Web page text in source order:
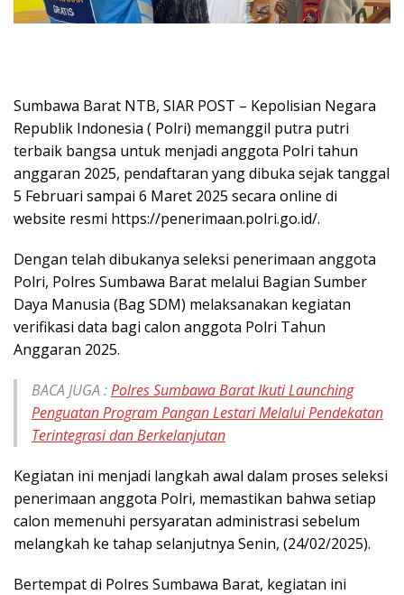
Sumbawa Barat NTB, SIAR POST – Kepolisian Negara
Republik Indonesia ( Polri) memanggil putra putri
terbaik bangsa untuk menjadi anggota Polri tahun
anggaran 2025, pendaftaran yang dibuka sejak tanggal
5 Februari sampai 6 Maret 2025 secara online di
website resmi https://penerimaan.polri.go.id/.
Dengan telah dibukanya seleksi penerimaan anggota
Polri, Polres Sumbawa Barat melalui Bagian Sumber
Daya Manusia (Bag SDM) melaksanakan kegiatan
verifikasi data bagi calon anggota Polri Tahun
Anggaran 2025.
BACA JUGA :Polres Sumbawa Barat Ikuti Launching
Penguatan Program Pangan Lestari Melalui Pendekatan
Terintegrasi dan Berkelanjutan
Kegiatan ini menjadi langkah awal dalam proses seleksi
penerimaan anggota Polri, memastikan bahwa setiap
calon memenuhi persyaratan administrasi sebelum
melangkah ke tahap selanjutnya Senin, (24/02/2025).
Bertempat di Polres Sumbawa Barat, kegiatan ini